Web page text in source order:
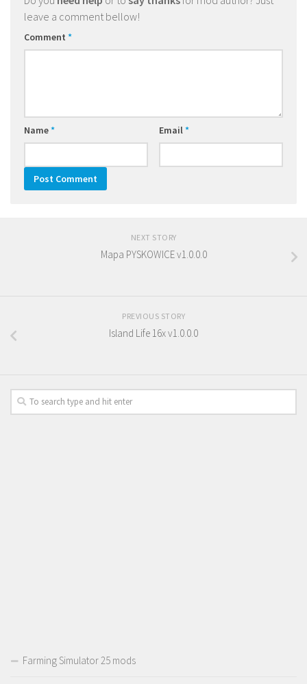
leave a comment bellow!
Comment *
Name* Email*
NEXT STORY
Mapa PYSKOWICE v1.0.0.0
PREVIOUS STORY
Island Life 16x v1.0.0.0
Farming Simulator 25 mods